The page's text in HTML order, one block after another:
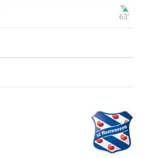
63‎’‎